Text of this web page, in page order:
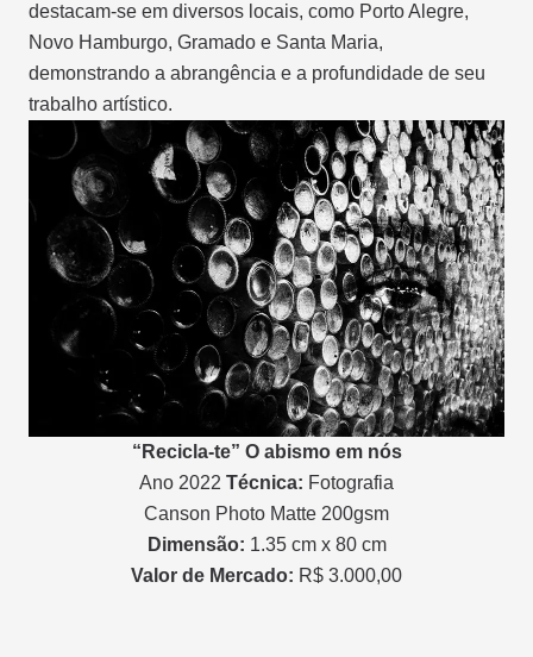
destacam-se em diversos locais, como Porto Alegre,
Novo Hamburgo, Gramado e Santa Maria,
demonstrando a abrangência e a profundidade de seu
trabalho artístico.
“Recicla-te” O abismo em nós
Ano 2022 Técnica: Fotografia
Canson Photo Matte 200gsm
Dimensão: 1.35 cm x 80 cm
Valor de Mercado: R$ 3.000,00